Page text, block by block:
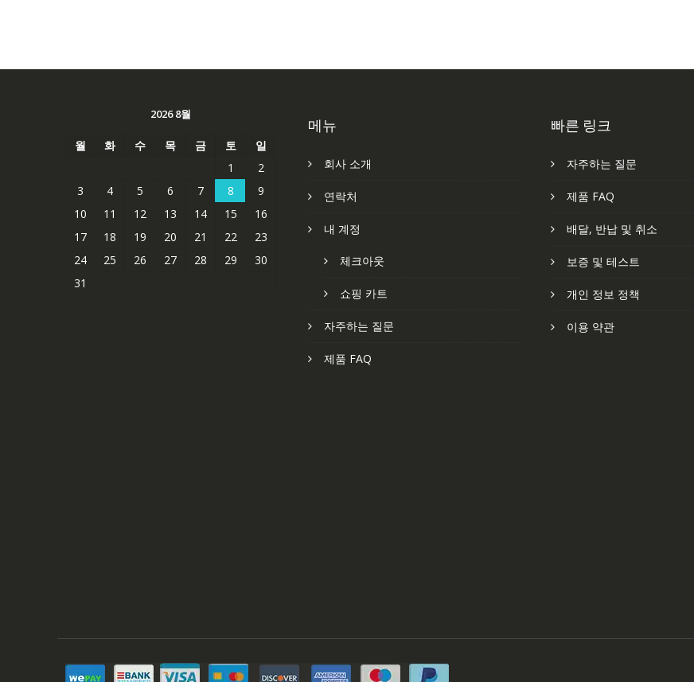
2026 8월
월 화 수 목 금 토
일
1
2
3
4 5 6 7 8
9
10
11 12 13 14 15
16
17
18 19 20 21 22
23
24
25 26 27 28 29
30
31
메뉴
회사 소개
연락처
내 계정
체크아웃
쇼핑 카트
자주하는 질문
제품 FAQ
빠른 링크
자주하는 질문
제품 FAQ
배달, 반납 및 취소
보증 및 테스트
개인 정보 정책
이용 약관